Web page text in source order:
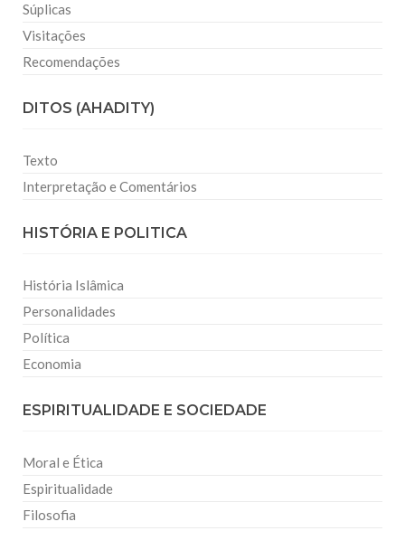
Súplicas
Visitações
Recomendações
DITOS (AHADITY)
Texto
Interpretação e Comentários
HISTÓRIA E POLITICA
História Islâmica
Personalidades
Política
Economia
ESPIRITUALIDADE E SOCIEDADE
Moral e Ética
Espiritualidade
Filosofia